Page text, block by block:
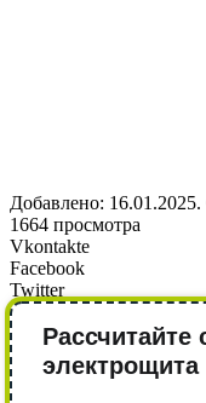
Добавлено:
1664 просмотра
Vkontakte
Facebook
Twitter
Рассчитайте
электрощита